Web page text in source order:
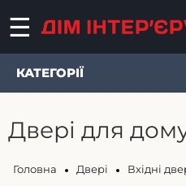
КАТЕГОРІЇ
Двері для
Головна Двері Вхідні